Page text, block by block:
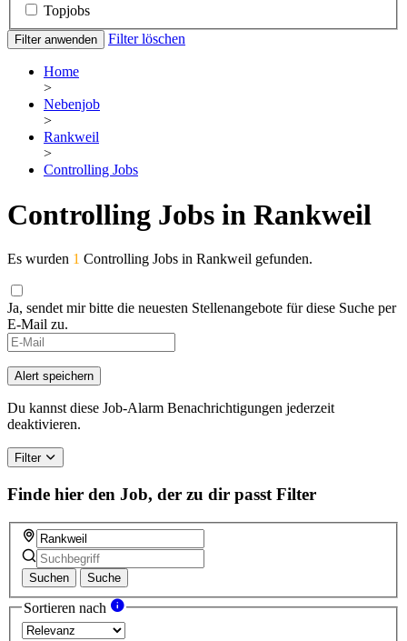
Topjobs
Filter anwenden Filter löschen
Home
>
Nebenjob
>
Rankweil
>
Controlling Jobs
Controlling Jobs in Rankweil
Es wurden 1 Controlling Jobs in Rankweil gefunden.
Ja, sendet mir bitte die neuesten Stellenangebote für diese Suche per
E-Mail zu.
If
you
are
a
human,
ignore
field
Alert speichern
Du kannst diese Job-Alarm Benachrichtigungen jederzeit
deaktivieren.
Filter
Finde hier den Job, der zu dir passt Filter
Suchen Suche
Sortieren nach